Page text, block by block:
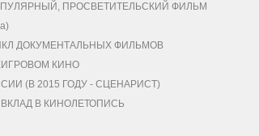
ПРОСВЕТИТЕЛЬСКИЙ ФИЛЬМ
ДОКУМЕНТАЛЬНЫХ ФИЛЬМОВ
КИНО
(В 2015 ГОДУ - СЦЕНАРИСТ)
В КИНОЛЕТОПИСЬ